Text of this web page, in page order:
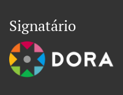
Signatário